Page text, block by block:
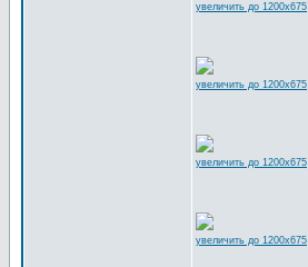
увеличить до 1200x675
увеличить до 1200x675
увеличить до 1200x675
увеличить до 1200x675